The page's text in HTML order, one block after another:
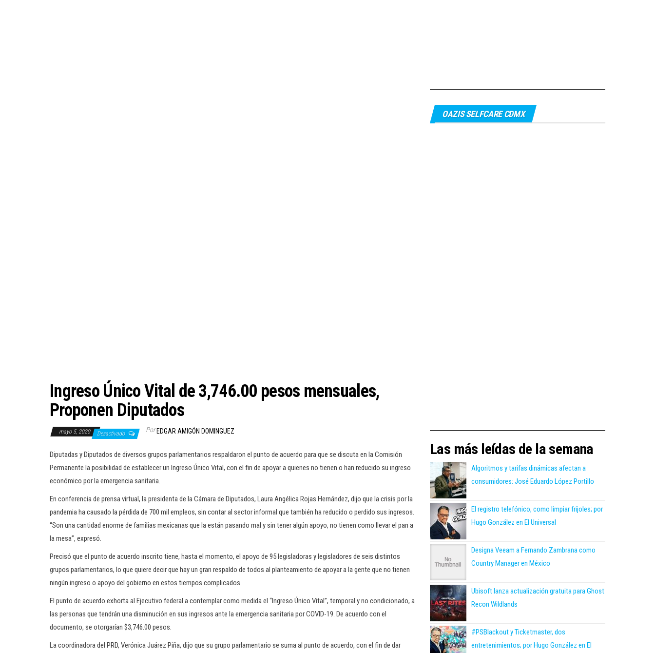
Ingreso Único Vital de 3,746.00 pesos mensuales,
Proponen Diputados
mayo 5, 2020 Desactivado Por EDGAR AMIGÓN DOMINGUEZ
Diputadas y Diputados de diversos grupos parlamentarios respaldaron el punto de acuerdo para que se discuta en la Comisión
Permanente la posibilidad de establecer un Ingreso Único Vital, con el fin de apoyar a quienes no tienen o han reducido su ingreso
económico por la emergencia sanitaria.
En conferencia de prensa virtual, la presidenta de la Cámara de Diputados, Laura Angélica Rojas Hernández, dijo que la crisis por la
pandemia ha causado la pérdida de 700 mil empleos, sin contar al sector informal que también ha reducido o perdido sus ingresos.
“Son una cantidad enorme de familias mexicanas que la están pasando mal y sin tener algún apoyo, no tienen como llevar el pan a
la mesa”, expresó.
Precisó que el punto de acuerdo inscrito tiene, hasta el momento, el apoyo de 95 legisladoras y legisladores de seis distintos
grupos parlamentarios, lo que quiere decir que hay un gran respaldo de todos al planteamiento de apoyar a la gente que no tienen
ningún ingreso o apoyo del gobierno en estos tiempos complicados
El punto de acuerdo exhorta al Ejecutivo federal a contemplar como medida el “Ingreso Único Vital”, temporal y no condicionado, a
las personas que tendrán una disminución en sus ingresos ante la emergencia sanitaria por COVID-19. De acuerdo con el
documento, se otorgarían $3,746.00 pesos.
La coordinadora del PRD, Verónica Juárez Piña, dijo que su grupo parlamentario se suma al punto de acuerdo, con el fin de dar
OAZIS SELFCARE CDMX
Las más leídas de la semana
Algoritmos y tarifas dinámicas afectan a
consumidores: José Eduardo López Portillo
El registro telefónico, como limpiar frijoles; por
Hugo González en El Universal
Designa Veeam a Fernando Zambrana como
Country Manager en México
Ubisoft lanza actualización gratuita para Ghost
Recon Wildlands
#PSBlackout y Ticketmaster, dos
entretenimientos; por Hugo González en El